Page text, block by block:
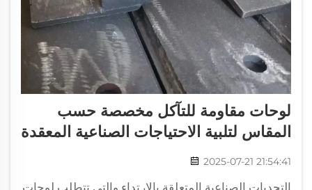
لوحات مقاومة للتآكل مخصصة حسب
المقاس لتلبية الاحتياجات الصناعية المعقدة
2025-07-21 21:54:41
التحديات الصناعية المتعلقة بالارتداء والتي تتطلب لوحات